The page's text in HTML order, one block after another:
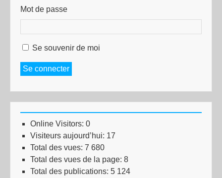
Mot de passe
Se souvenir de moi
Se connecter
Online Visitors: 0
Visiteurs aujourd’hui: 17
Total des vues: 7 680
Total des vues de la page: 8
Total des publications: 5 124